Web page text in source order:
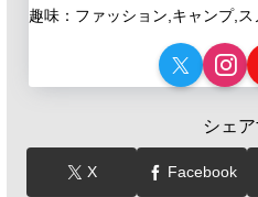
趣味：ファッション,キャンプ,
シェ
X Facebook